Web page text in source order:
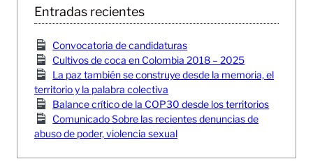
Entradas recientes
Convocatoria de candidaturas
Cultivos de coca en Colombia 2018 – 2025
La paz también se construye desde la memoria, el
territorio y la palabra colectiva
Balance crítico de la COP30 desde los territorios
Comunicado Sobre las recientes denuncias de
abuso de poder, violencia sexual